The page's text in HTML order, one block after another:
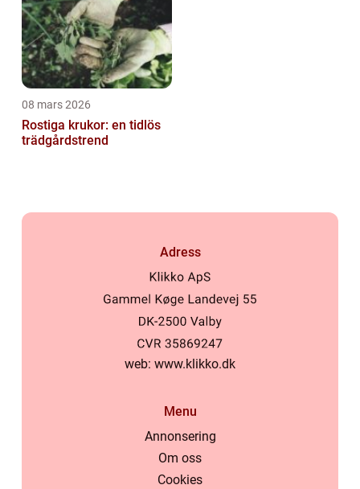
08 mars 2026
Rostiga krukor: en tidlös
trädgårdstrend
Adress
web: www.klikko.dk
Menu
Annonsering
Om oss
Cookies